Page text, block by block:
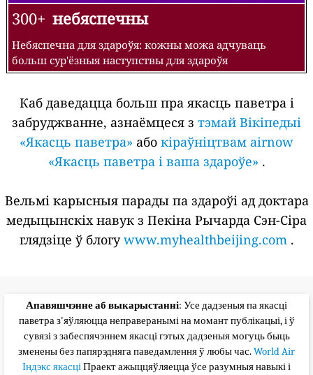
300+ небяспечны
Небяспечна для здароўя: кожны можа адчуваць
больш сур'ёзныя наступствы для здароўя
Каб даведацца больш пра якасць паветра і
забруджванне, азнаёмцеся з тэмай Вікіпедыі
«Якасць паветра» або кіраўніцтвам airnow
«Якасць паветра і ваша здароўе» .
Вельмі карысныя парады па здароўі ад доктара
медыцынскіх навук з Пекіна Рычарда Сэн-Сіра
глядзіце ў блогуwww.myhealthbeijing.com.
Апавяшчэнне аб выкарыстанні: Усе дадзеныя па якасці
паветра з'яўляюцца неправеранымі на момант публікацыі, і ў
сувязі з забеспячэннем якасці гэтых дадзеныя могуць быць
зменены без папярэдняга паведамлення ў любы час.World Air
Індэкс якасціПраект ажыццяўляецца ўсе разумныя навыкі і